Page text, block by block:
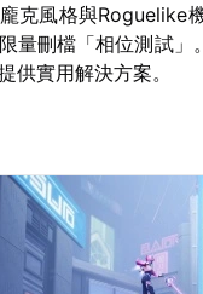
克風格與Roguelike
量刪檔「相位測試
供實用解決方案。